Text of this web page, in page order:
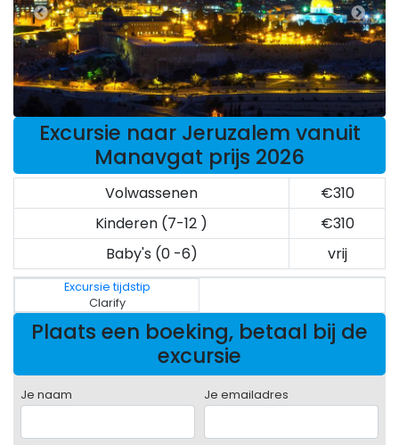
Excursie naar Jeruzalem vanuit
Manavgat prijs 2026
Volwassenen
€310
Kinderen (7-12 )
€310
Baby's (0 -6)
vrij
Excursie tijdstip
Clarify
Plaats een boeking, betaal bij de
excursie
Je naam Je emailadres